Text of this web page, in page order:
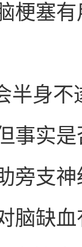
梗塞
半身
事实
旁支
脑缺